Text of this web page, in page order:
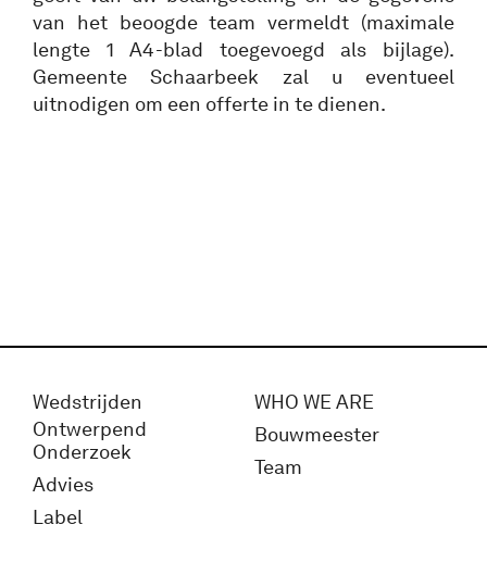
van het beoogde team vermeldt (maximale
lengte 1 A4-blad toegevoegd als bijlage).
Gemeente Schaarbeek zal u eventueel
uitnodigen om een offerte in te dienen.
Wedstrijden
Ontwerpend
Onderzoek
Advies
Label
WHO WE ARE
Bouwmeester
Team